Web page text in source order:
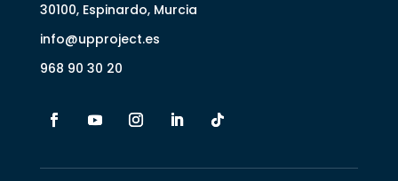
30100, Espinardo, Murcia
info@upproject.es
968 90 30 20